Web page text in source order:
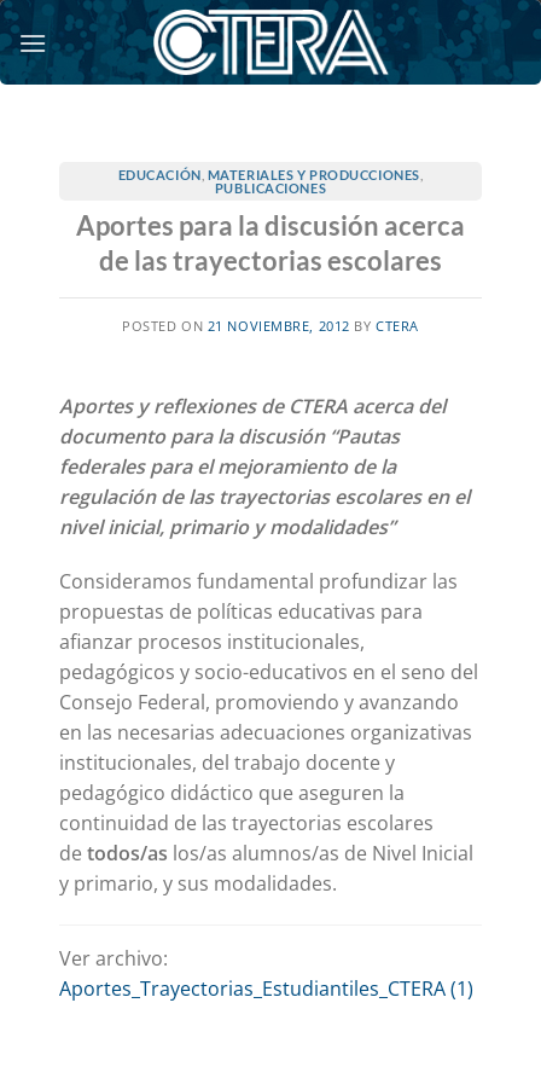
Saltar
al
contenido
EDUCACIÓN MATERIALES Y PRODUCCIONES
PUBLICACIONES
Aportes para la discusión acerca
de las trayectorias escolares
POSTED ON 21 NOVIEMBRE, 2012 BYCTERA
Aportes y reflexiones de CTERA acerca del
documento para la discusión “Pautas
federales para el mejoramiento de la
regulación de las trayectorias escolares en el
nivel inicial, primario y modalidades”
Consideramos fundamental profundizar las
propuestas de políticas educativas para
afianzar procesos institucionales,
pedagógicos y socio-educativos en el seno del
Consejo Federal, promoviendo y avanzando
en las necesarias adecuaciones organizativas
institucionales, del trabajo docente y
pedagógico didáctico que aseguren la
continuidad de las trayectorias escolares
de todos/as los/as alumnos/as de Nivel Inicial
y primario, y sus modalidades.
Ver archivo:
Aportes_Trayectorias_Estudiantiles_CTERA (1)